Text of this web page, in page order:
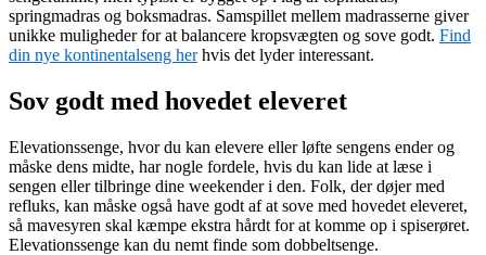
springmadras og boksmadras. Samspillet mellem madrasserne giver
unikke muligheder for at balancere kropsvægten og sove godt. Find
din nye kontinentalseng herhvis det lyder interessant.
Sov godt med hovedet eleveret
Elevationssenge, hvor du kan elevere eller løfte sengens ender og
måske dens midte, har nogle fordele, hvis du kan lide at læse i
sengen eller tilbringe dine weekender i den. Folk, der døjer med
refluks, kan måske også have godt af at sove med hovedet eleveret,
så mavesyren skal kæmpe ekstra hårdt for at komme op i spiserøret.
Elevationssenge kan du nemt finde som dobbeltsenge.